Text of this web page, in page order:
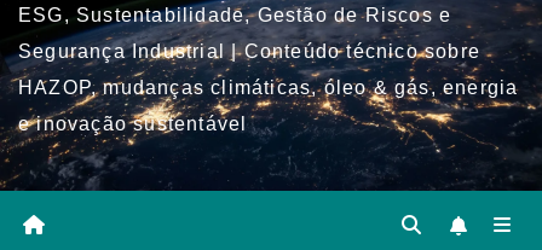
ESG, Sustentabilidade, Gestão de Riscos e
Segurança Industrial | Conteúdo técnico sobre
HAZOP, mudanças climáticas, óleo & gás, energia
e inovação sustentável